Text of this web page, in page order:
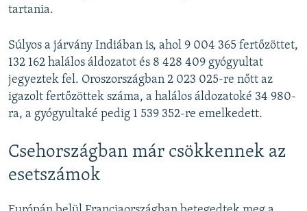
tartania.
Súlyos a járvány Indiában is, ahol 9 004 365 fertőzöttet,
132 162 halálos áldozatot és 8 428 409 gyógyultat
jegyeztek fel. Oroszországban 2 023 025-re nőtt az
igazolt fertőzöttek száma, a halálos áldozatoké 34 980-
ra, a gyógyultaké pedig 1 539 352-re emelkedett.
Csehországban már csökkennek az
esetszámok